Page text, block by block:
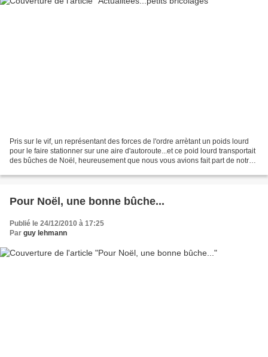
Pris sur le vif, un représentant des forces de l'ordre arrètant un poids lourd
pour le faire stationner sur une aire d'autoroute...et ce poid lourd transportait
des bûches de Noël, heureusement que nous vous avions fait part de notre
Pour Noël, une bonne bûche...
Publié le 24/12/2010 à 17:25
Par guy lehmann